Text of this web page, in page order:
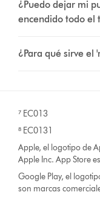
¿Puedo dejar mi
encendido todo el
¿Para qué sirve el
⁷ EC013
⁸ EC0131
Apple, el logotipo de
Apple Inc. App Store
Google Play, el
son marcas